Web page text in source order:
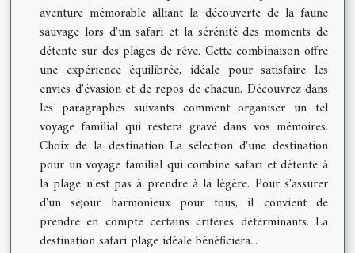
aventure mémorable alliant la découverte de la faune
sauvage lors d'un safari et la sérénité des moments de
détente sur des plages de rêve. Cette combinaison offre
une expérience équilibrée, idéale pour satisfaire les
envies d'évasion et de repos de chacun. Découvrez dans
les paragraphes suivants comment organiser un tel
voyage familial qui restera gravé dans vos mémoires.
Choix de la destination La sélection d'une destination
pour un voyage familial qui combine safari et détente à
la plage n'est pas à prendre à la légère. Pour s'assurer
d'un séjour harmonieux pour tous, il convient de
prendre en compte certains critères déterminants. La
destination safari plage idéale bénéficiera...